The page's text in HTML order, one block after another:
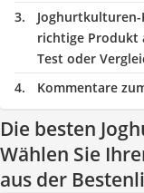
richtige Produkt
Test oder
Kommentare
Die besten
Wählen Sie
aus der